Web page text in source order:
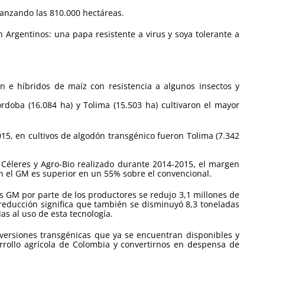
las 810.000 hectáreas.
una papa resistente a virus y soya tolerante a
e híbridos de maíz con resistencia a algunos insectos y
(16.084 ha) y Tolima (15.503 ha) cultivaron el mayor
en cultivos de algodón transgénico fueron Tolima (7.342
y Agro-Bio realizado durante 2014-2015, el margen
GM es superior en un 55% sobre el convencional.
GM por parte de los productores se redujo 3,1 millones de
significa que también se disminuyó 8,3 toneladas
al uso de esta tecnología.
transgénicas que ya se encuentran disponibles y
agrícola de Colombia y convertirnos en despensa de